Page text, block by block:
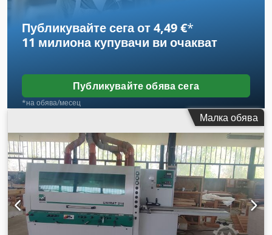
Публикувайте сега от 4,49 €*
11 милиона купувачи ви очакват
Публикувайте обява сега
*на обява/месец
Малка обява